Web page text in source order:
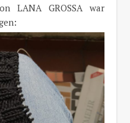
LANA GROSSA war